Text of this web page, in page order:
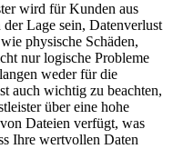
wird für Kunden aus
Lage sein, Datenverlust
physische Schäden,
nur logische Probleme
weder für die
auch wichtig zu beachten,
über eine hohe
Dateien verfügt, was
Ihre wertvollen Daten